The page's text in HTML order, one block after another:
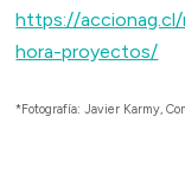
https://
hora-proyectos/
*Fotografía: Javier Karmy,